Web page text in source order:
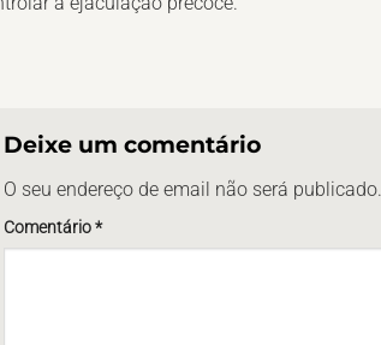
Deixe um comentário
O seu endereço de email não será publicado.
Comentário*